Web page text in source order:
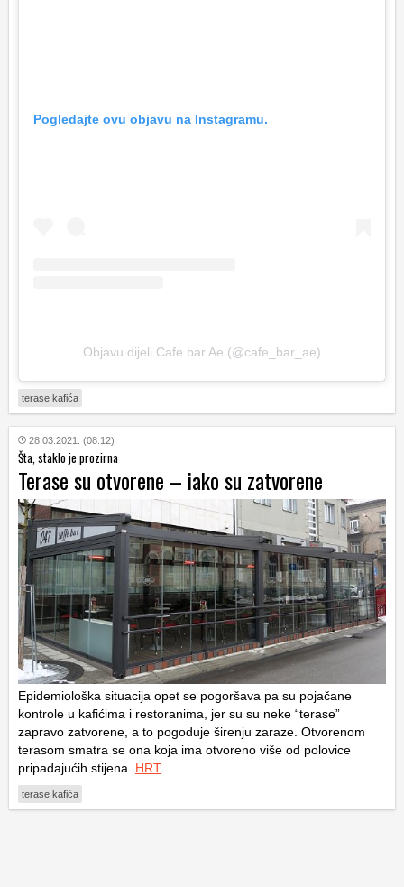
Pogledajte ovu objavu na Instagramu.
Objavu dijeli Cafe bar Ae (@cafe_bar_ae)
terase kafića
28.03.2021. (08:12)
Šta, staklo je prozirna
Terase su otvorene – iako su zatvorene
Epidemiološka situacija opet se pogoršava pa su pojačane
kontrole u kafićima i restoranima, jer su su neke “terase”
zapravo zatvorene, a to pogoduje širenju zaraze. Otvorenom
terasom smatra se ona koja ima otvoreno više od polovice
pripadajućih stijena. HRT
terase kafića